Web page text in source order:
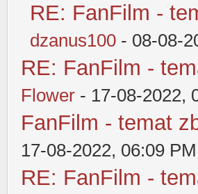
RE: FanFilm -
dzanus100 - 08-08-
RE: FanFilm -
Flower - 17-08-2022,
FanFilm - temat
17-08-2022, 06:09 PM
RE: FanFilm -